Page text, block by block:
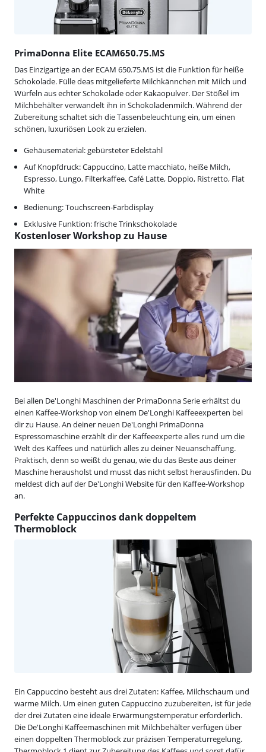
PrimaDonna Elite ECAM650.75.MS
Das Einzigartige an der ECAM 650.75.MS ist die Funktion für heiße
Schokolade. Fülle deas mitgelieferte Milchkännchen mit Milch und
Würfeln aus echter Schokolade oder Kakaopulver. Der Stößel im
Milchbehälter verwandelt ihn in Schokoladenmilch. Während der
Zubereitung schaltet sich die Tassenbeleuchtung ein, um einen
schönen, luxuriösen Look zu erzielen.
Gehäusematerial: gebürsteter Edelstahl
Auf Knopfdruck: Cappuccino, Latte macchiato, heiße Milch,
Espresso, Lungo, Filterkaffee, Café Latte, Doppio, Ristretto, Flat
White
Bedienung: Touchscreen-Farbdisplay
Exklusive Funktion: frische Trinkschokolade
Kostenloser Workshop zu Hause
Bei allen De'Longhi Maschinen der PrimaDonna Serie erhältst du
einen Kaffee-Workshop von einem De'Longhi Kaffeeexperten bei
dir zu Hause. An deiner neuen De'Longhi PrimaDonna
Espressomaschine erzählt dir der Kaffeeexperte alles rund um die
Welt des Kaffees und natürlich alles zu deiner Neuanschaffung.
Praktisch, denn so weißt du genau, wie du das Beste aus deiner
Maschine herausholst und musst das nicht selbst herausfinden. Du
meldest dich auf der De'Longhi Website für den Kaffee-Workshop
an.
Perfekte Cappuccinos dank doppeltem
Thermoblock
Ein Cappuccino besteht aus drei Zutaten: Kaffee, Milchschaum und
warme Milch. Um einen guten Cappuccino zuzubereiten, ist für jede
der drei Zutaten eine ideale Erwärmungstemperatur erforderlich.
Die De'Longhi Kaffeemaschinen mit Milchbehälter verfügen über
einen doppelten Thermoblock zur präzisen Temperaturregelung.